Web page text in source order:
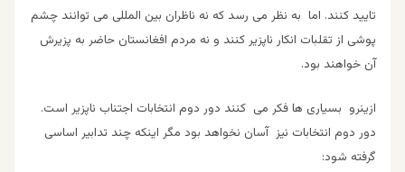
تایید کنند. اما به نظر می رسد که نه ناظران بین المللی می توانند چشم
پوشی از تقلبات انکار ناپزیر کنند و نه مردم افغانستان حاضر به پزیرش
آن خواهند بود.
ازینرو بسیاری ها فکر می کنند دور دوم انتخابات اجتناب ناپزیر است.
دور دوم انتخابات نیز آسان نخواهد بود مگر اینکه چند تدابیر اساسی
گرفته شود: